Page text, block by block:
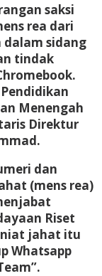
saksi
rea dari
sidang
tindak
Menengah
Direktur
dan
(mens rea)
Riset
niat jahat itu
Whatsapp